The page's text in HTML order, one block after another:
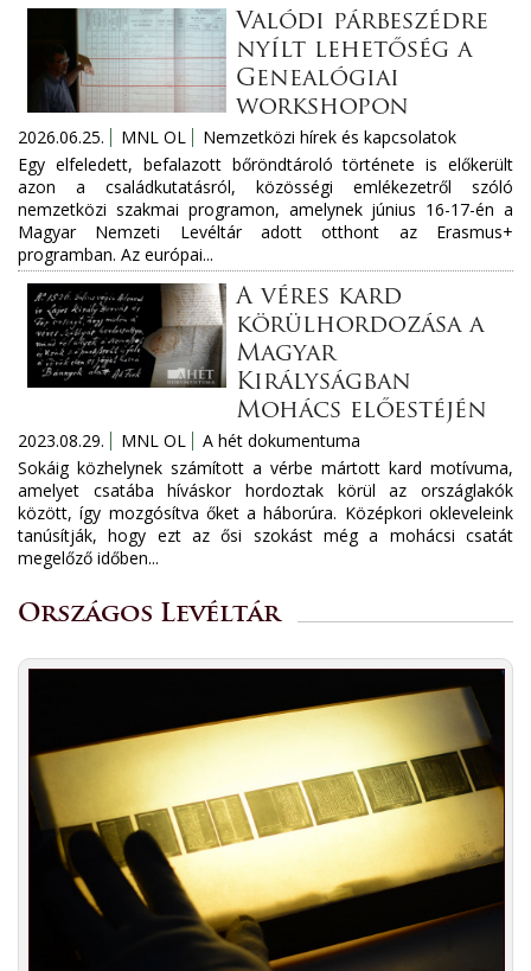
Valódi párbeszédre
nyílt lehetőség a
Genealógiai
workshopon
2026.06.25. MNL OL
Nemzetközi hírek és kapcsolatok
Egy elfeledett, befalazott bőröndtároló története is előkerült
azon a családkutatásról, közösségi emlékezetről szóló
nemzetközi szakmai programon, amelynek június 16-17-én a
Magyar Nemzeti Levéltár adott otthont az Erasmus+
programban. Az európai...
A véres kard
körülhordozása a
Magyar
Királyságban
Mohács előestéjén
2023.08.29. MNL OL
A hét dokumentuma
Sokáig közhelynek számított a vérbe mártott kard motívuma,
amelyet csatába híváskor hordoztak körül az országlakók
között, így mozgósítva őket a háborúra. Középkori okleveleink
tanúsítják, hogy ezt az ősi szokást még a mohácsi csatát
megelőző időben...
Országos Levéltár